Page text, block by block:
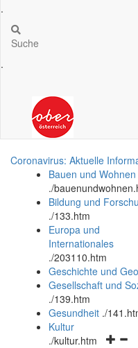
.
Suche
.
Coronavirus: Aktuelle
Bauen und Wohnen
./
Bildung und
./133.htm
Europa und
Internationales
./203110.htm
Geschichte und
Gesellschaft und
./139.htm
Gesundheit ./
Kultur
./kultur.htm